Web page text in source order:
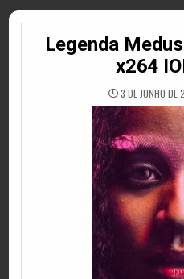
Legenda
x264
3 DE JUNHO DE